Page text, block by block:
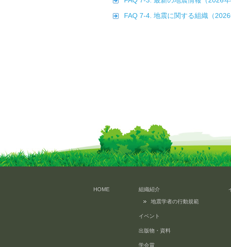
FAQ 7-4. 地震に関する組織（2026
HOME 組織紹介
地震学者の行動規範
イベント
出版物・資料
学会賞